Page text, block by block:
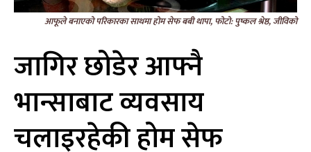
आफूले बनाएको परिकारका साथमा होम सेफ बबी थापा, फोटो: पुष्कल श्रेष्ठ, जीविको
जागिर छोडेर आफ्नै
भान्साबाट व्यवसाय
चलाइरहेकी होम सेफ